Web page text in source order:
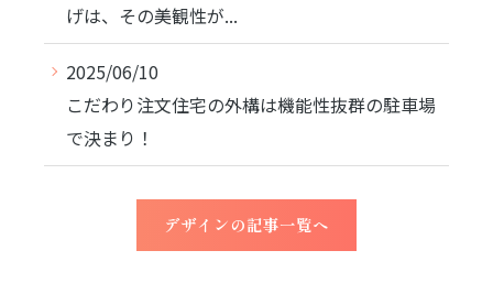
げは、その美観性が...
2025/06/10
こだわり注文住宅の外構は機能性抜群の駐車場
で決まり！
デザインの記事一覧へ